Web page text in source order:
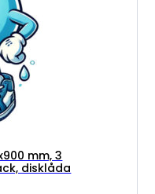
mm, 3
disklåda